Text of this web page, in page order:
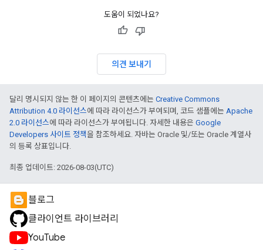
도움이 되었나요?
의견 보내기
달리 명시되지 않는 한 이 페이지의 콘텐츠에는 Creative Commons
Attribution 4.0 라이선스에 따라 라이선스가 부여되며, 코드 샘플에는 Apache
2.0 라이선스에 따라 라이선스가 부여됩니다. 자세한 내용은 Google
Developers 사이트 정책을 참조하세요. 자바는 Oracle 및/또는 Oracle 계열사
의 등록 상표입니다.
최종 업데이트: 2026-08-03(UTC)
블로그
클라이언트 라이브러리
YouTube